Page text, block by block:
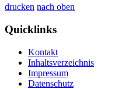
drucken nach oben
Quicklinks
Kontakt
Inhaltsverzeichnis
Impressum
Datenschutz